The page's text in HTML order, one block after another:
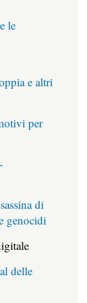
le
e altri
per
di
genocidi
delle